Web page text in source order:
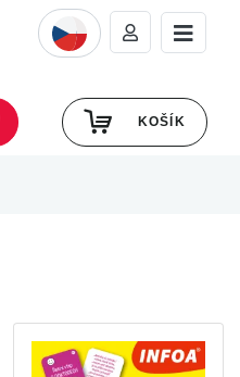
KOŠÍK